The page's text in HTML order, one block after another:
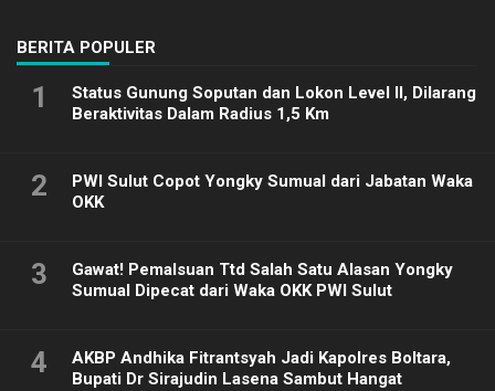
BERITA POPULER
1
Status Gunung Soputan dan Lokon Level II, Dilarang
Beraktivitas Dalam Radius 1,5 Km
2
PWI Sulut Copot Yongky Sumual dari Jabatan Waka
OKK
3
Gawat! Pemalsuan Ttd Salah Satu Alasan Yongky
Sumual Dipecat dari Waka OKK PWI Sulut
4
AKBP Andhika Fitrantsyah Jadi Kapolres Boltara,
Bupati Dr Sirajudin Lasena Sambut Hangat